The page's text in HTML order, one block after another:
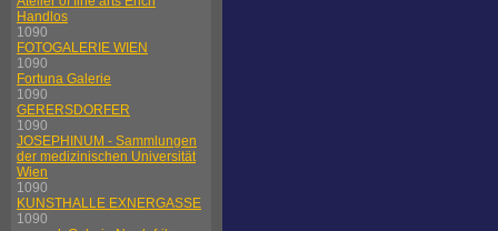
Handlos
1090
FOTOGALERIE WIEN
1090
Fortuna Galerie
1090
GERERSDORFER
1090
JOSEPHINUM - Sammlungen
der medizinischen Universität
Wien
1090
KUNSTHALLE EXNERGASSE
1090